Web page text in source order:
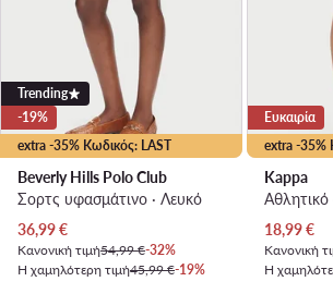
extra -35% Κωδικός: LAST
Trending
-19%
Beverly Hills Polo Club
Σορτς υφασμάτινο · Λευκό
Τρέχουσα τιμή
36,99€
Κανονική τιμή54,99 €-32%
Η χαμηλότερη τιμή45,99 €-19%
extra -35%
Ευκαιρία
Kappa
Αθλητικό
Τρέχουσα
18,99€
Κανονική
Η